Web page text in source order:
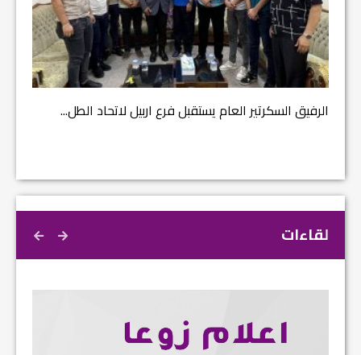
الرفيق السكرتير العام يستقبل فرع اربيل لاتحاد الطل...
لقاءات